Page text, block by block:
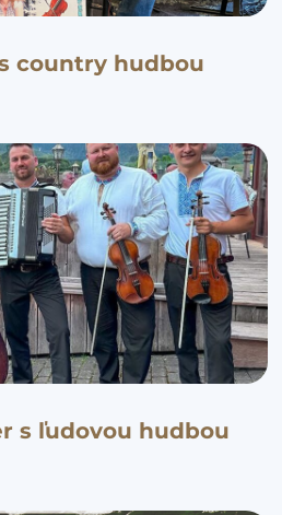
country hudbou
s ľudovou hudbou